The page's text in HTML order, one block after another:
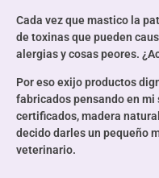
Cada vez que mastico la
de toxinas que pueden
alergias y cosas peores.
Por eso exijo productos
fabricados pensando en
certificados, madera
decido darles un pequeño
veterinario.